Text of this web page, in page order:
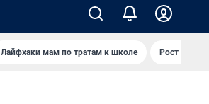
Лайфхаки мам по тратам к школе Рост цен на